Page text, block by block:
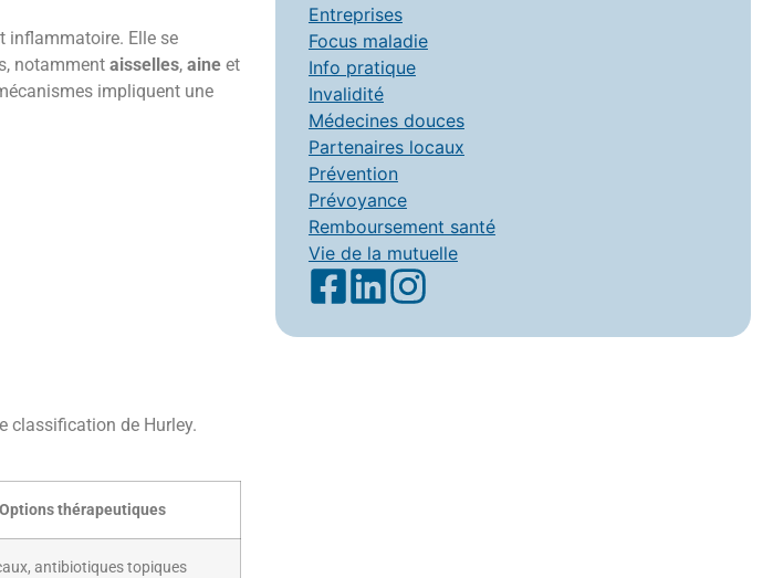
inflammatoire. Elle se
notamment aisselles, aine et
impliquent une
classification de Hurley.
Options thérapeutiques
antibiotiques topiques
Entreprises
Focus maladie
Info pratique
Invalidité
Médecines douces
Partenaires locaux
Prévention
Prévoyance
Remboursement santé
Vie de la mutuelle